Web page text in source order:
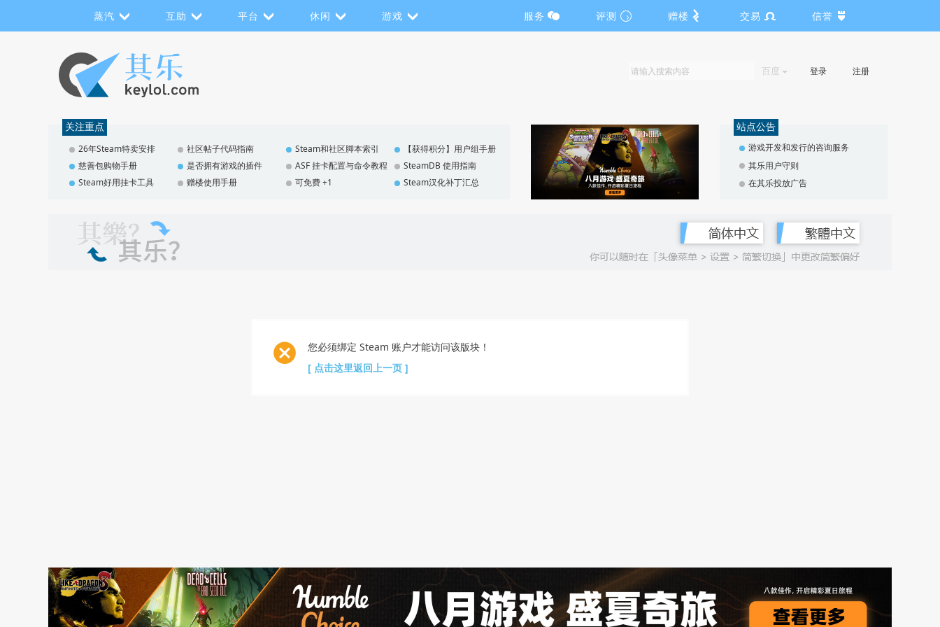
蒸汽 互助 平台 休闲 游戏 服务 评测 赠楼 交易 信誉
百度 登录 注册
关注重点
26年Steam特卖安排 社区帖子代码指南 Steam和社区脚本索引
【获得积分】用户组手册
慈善包购物手册
是否拥有游戏的插件 ASF 挂卡配置与命令教程
SteamDB 使用指南
Steam好用挂卡工具
赠楼使用手册 可免费 +1 Steam汉化补丁汇总
站点公告
游戏开发和发行的咨询服务
其乐用户守则
在其乐投放广告
您必须绑定 Steam 账户才能访问该版块！
[ 点击这里返回上一页 ]